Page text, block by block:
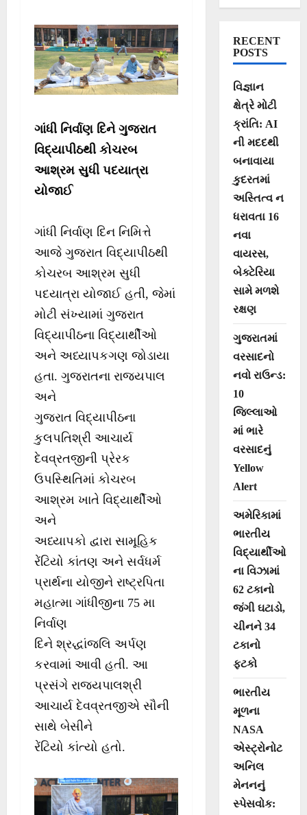
પહોંચાડીએ એ જ
સાચી શ્રદ્ધાંજલિ :
શ્રી આચાર્ય
ગાંધી નિર્વાણ દિને ગુજરાત
વિદ્યાપીઠથી કોચરબ
આશ્રમ સુધી પદયાત્રા
યોજાઈ
ગાંધી નિર્વાણ દિન નિમિત્તે
આજે ગુજરાત વિદ્યાપીઠથી
કોચરબ આશ્રમ સુધી
પદયાત્રા યોજાઈ હતી, જેમાં
મોટી સંખ્યામાં ગુજરાત
વિદ્યાપીઠના વિદ્યાર્થીઓ
અને અધ્યાપકગણ જોડાયા
હતા. ગુજરાતના રાજ્યપાલ
અને
ગુજરાત વિદ્યાપીઠના
કુલપતિશ્રી આચાર્ય
દેવવ્રતજીની પ્રેરક
ઉપસ્થિતિમાં કોચરબ
આશ્રમ ખાતે વિદ્યાર્થીઓ
અને
અધ્યાપકો દ્વારા સામૂહિક
રેંટિયો કાંતણ અને સર્વધર્મ
પ્રાર્થના યોજીને રાષ્ટ્રપિતા
મહાત્મા ગાંધીજીના 75 મા
નિર્વાણ
દિને શ્રદ્ધાંજલિ અર્પણ
કરવામાં આવી હતી. આ
પ્રસંગે રાજ્યપાલશ્રી
આચાર્ય દેવવ્રતજીએ સૌની
સાથે બેસીને
રેંટિયો કાંત્યો હતો.
RECENT
POSTS
વિજ્ઞાન
ક્ષેત્રે મોટી
ક્રાંતિ: AI
ની મદદથી
બનાવાયા
કુદરતમાં
અસ્તિત્વ ન
ધરાવતા 16
નવા
વાયરસ,
બેક્ટેરિયા
સામે મળશે
રક્ષણ
ગુજરાતમાં
વરસાદનો
નવો રાઉન્ડ:
10
જિલ્લાઓ
માં ભારે
વરસાદનું
Yellow
Alert
અમેરિકામાં
ભારતીય
વિદ્યાર્થીઓ
ના વિઝામાં
62 ટકાનો
જંગી ઘટાડો,
ચીનને 34
ટકાનો
ફટકો
ભારતીય
મૂળના
NASA
એસ્ટ્રોનોટ
અનિલ
મેનનનું
સ્પેસવોક: